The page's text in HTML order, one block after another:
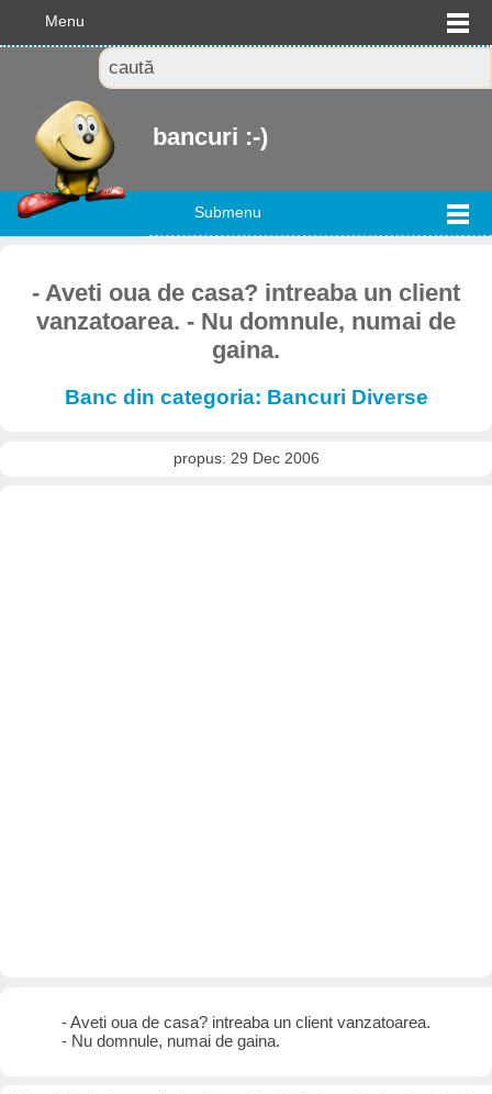
Menu
bancuri :-)
Submenu
- Aveti oua de casa? intreaba un client
vanzatoarea. - Nu domnule, numai de
gaina.
Banc din categoria: Bancuri Diverse
propus: 29 Dec 2006
- Aveti oua de casa? intreaba un client vanzatoarea.
- Nu domnule, numai de gaina.